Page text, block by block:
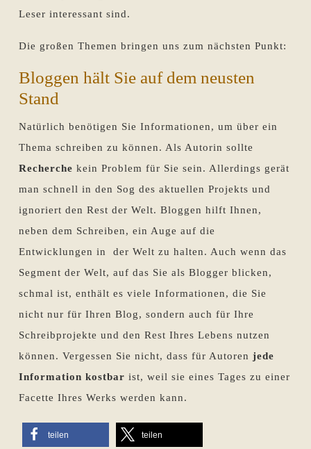
Leser interessant sind.
Die großen Themen bringen uns zum nächsten Punkt:
Bloggen hält Sie auf dem neusten
Stand
Natürlich benötigen Sie Informationen, um über ein
Thema schreiben zu können. Als Autorin sollte
Recherche kein Problem für Sie sein. Allerdings gerät
man schnell in den Sog des aktuellen Projekts und
ignoriert den Rest der Welt. Bloggen hilft Ihnen,
neben dem Schreiben, ein Auge auf die
Entwicklungen in der Welt zu halten. Auch wenn das
Segment der Welt, auf das Sie als Blogger blicken,
schmal ist, enthält es viele Informationen, die Sie
nicht nur für Ihren Blog, sondern auch für Ihre
Schreibprojekte und den Rest Ihres Lebens nutzen
können. Vergessen Sie nicht, dass für Autoren jede
Information kostbar ist, weil sie eines Tages zu einer
Facette Ihres Werks werden kann.
teilen teilen